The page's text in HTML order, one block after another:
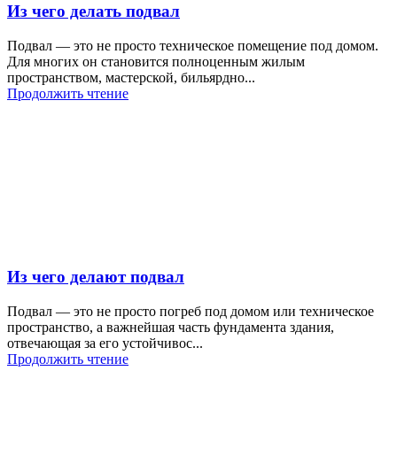
Из чего делать подвал
Подвал — это не просто техническое помещение под домом.
Для многих он становится полноценным жилым
пространством, мастерской, бильярдно...
Продолжить чтение
Из чего делают подвал
Подвал — это не просто погреб под домом или техническое
пространство, а важнейшая часть фундамента здания,
отвечающая за его устойчивос...
Продолжить чтение